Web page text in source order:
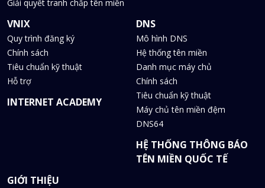
Giải quyết tranh chấp tên miền
VNIX
Quy trình đăng ký
Chính sách
Tiêu chuẩn kỹ thuật
Hỗ trợ
INTERNET ACADEMY
DNS
Mô hình DNS
Hệ thống tên miền
Danh mục máy chủ
Chính sách
Tiêu chuẩn kỹ thuật
Máy chủ tên miền đệm
DNS64
HỆ THỐNG THÔNG BÁO
TÊN MIỀN QUỐC TẾ
GIỚI THIỆU